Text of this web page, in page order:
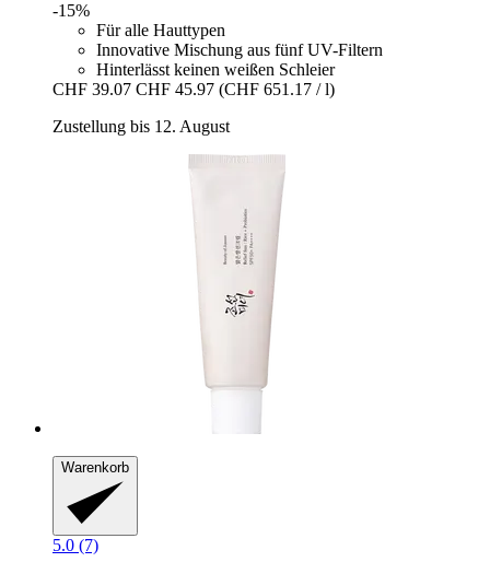
-15%
Für alle Hauttypen
Innovative Mischung aus fünf UV-Filtern
Hinterlässt keinen weißen Schleier
CHF 39.07 CHF 45.97 (CHF 651.17 / l)
Zustellung bis 12. August
Warenkorb
5.0 (7)